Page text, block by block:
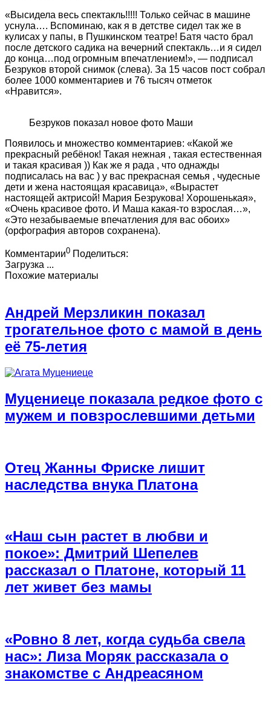
«Высидела весь спектакль!!!!! Только сейчас в машине
уснула…. Вспоминаю, как я в детстве сидел так же в
кулисах у папы, в Пушкинском театре! Батя часто брал
после детского садика на вечерний спектакль…и я сидел
до конца…под огромным впечатлением!», — подписал
Безруков второй снимок (слева). За 15 часов пост собрал
более 1000 комментариев и 76 тысяч отметок
«Нравится».
Безруков показал новое фото Маши
Появилось и множество комментариев: «Какой же
прекрасный ребёнок! Такая нежная , такая естественная
и такая красивая )) Как же я рада , что однажды
подписалась на вас ) у вас прекрасная семья , чудесные
дети и жена настоящая красавица», «Вырастет
настоящей актрисой! Мария Безрукова! Хорошенькая»,
«Очень красивое фото. И Маша какая-то взрослая…»,
«Это незабываемые впечатления для вас обоих»
(орфография авторов сохранена).
Комментарии0 Поделиться:
Загрузка ...
Похожие материалы
Андрей Мерзликин показал
трогательное фото с мамой в день
её 75-летия
Муцениеце показала редкое фото с
мужем и повзрослевшими детьми
Отец Жанны Фриске лишит
наследства внука Платона
«Наш сын растет в любви и
покое»: Дмитрий Шепелев
рассказал о Платоне, который 11
лет живет без мамы
«Ровно 8 лет, когда судьба свела
нас»: Лиза Моряк рассказала о
знакомстве с Андреасяном